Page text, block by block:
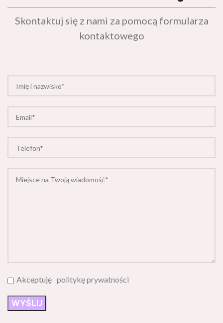
Skontaktuj się z nami za pomocą formularza
kontaktowego
Akceptuję politykę prywatności